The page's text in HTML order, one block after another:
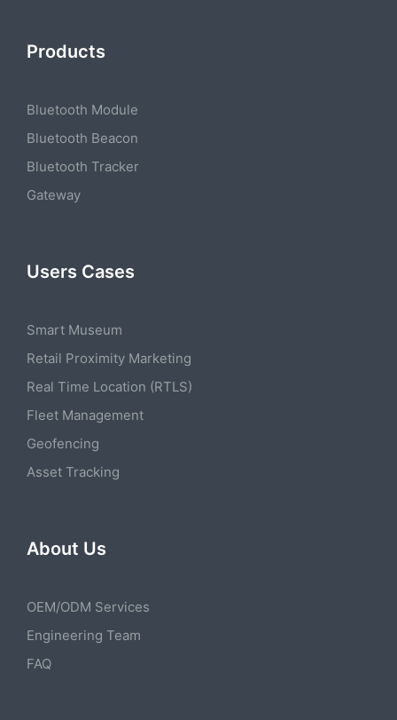
Products
Bluetooth Module
Bluetooth Beacon
Bluetooth Tracker
Gateway
Users Cases
Smart Museum
Retail Proximity Marketing
Real Time Location (RTLS)
Fleet Management
Geofencing
Asset Tracking
About Us
OEM/ODM Services
Engineering Team
FAQ